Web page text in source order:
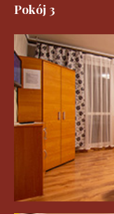
Pokój 3